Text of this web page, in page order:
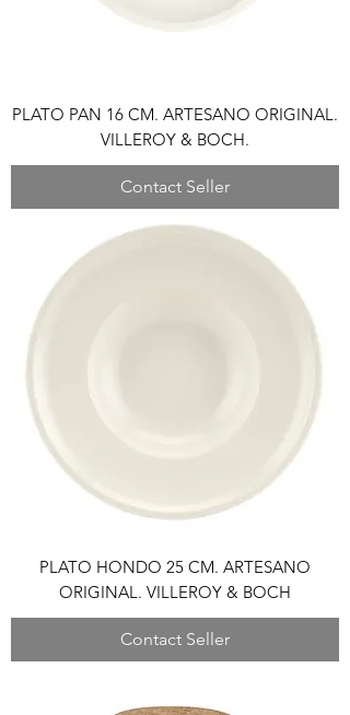
PLATO PAN 16 CM. ARTESANO ORIGINAL.
VILLEROY & BOCH.
Contact Seller
PLATO HONDO 25 CM. ARTESANO
ORIGINAL. VILLEROY & BOCH
Contact Seller